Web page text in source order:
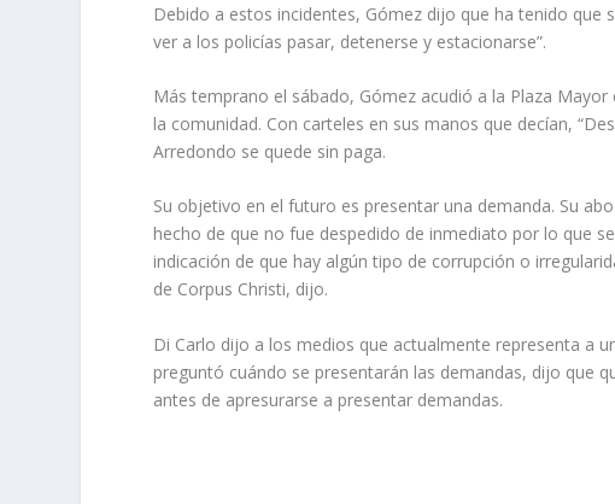
Debido a estos incidentes, Gómez dijo que ha tenido que
ver a los policías pasar, detenerse y estacionarse”.
Más temprano el sábado, Gómez acudió a la Plaza
la comunidad. Con carteles en sus manos que decían,
Arredondo se quede sin paga.
Su objetivo en el futuro es presentar una demanda. Su
hecho de que no fue despedido de inmediato por lo que
indicación de que hay algún tipo de corrupción o
de Corpus Christi, dijo.
Di Carlo dijo a los medios que actualmente representa a
preguntó cuándo se presentarán las demandas, dijo que
antes de apresurarse a presentar demandas.